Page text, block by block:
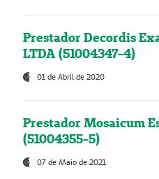
Prestador Decordis
LTDA (51004347-4)
01 de Abril de 2020
Prestador Mosaicum
(51004355-5)
07 de Maio de 2021